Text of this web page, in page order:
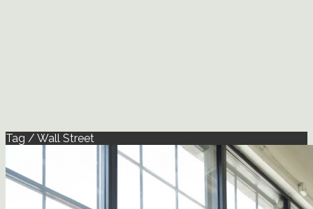
Tag / Wall Street